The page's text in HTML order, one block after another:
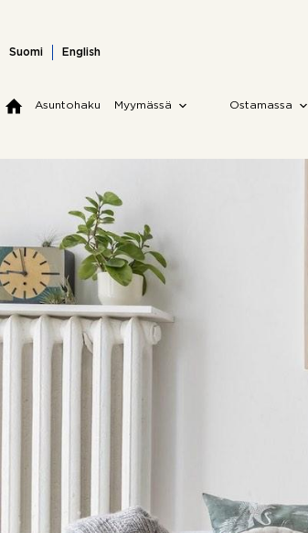
content
Suomi English
Asuntohaku Myymässä Ostamassa